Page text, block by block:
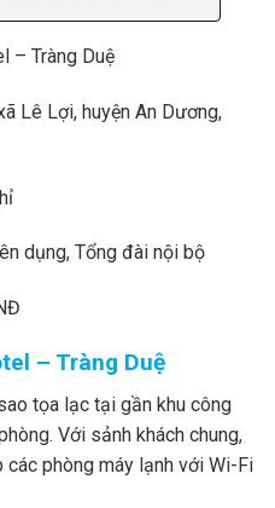
– Tràng Duệ
Lê Lợi, huyện An Dương,
dụng, Tổng đài nội bộ
– Tràng Duệ
tọa lạc tại gần khu công
Với sảnh khách chung,
phòng máy lạnh với Wi-Fi